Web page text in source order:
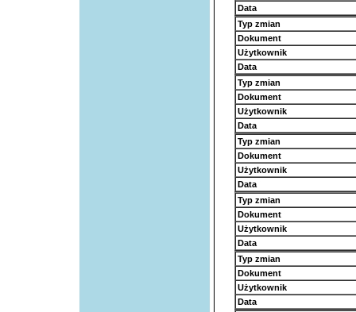
Data
Typ zmian
Dokument
Użytkownik
Data
Typ zmian
Dokument
Użytkownik
Data
Typ zmian
Dokument
Użytkownik
Data
Typ zmian
Dokument
Użytkownik
Data
Typ zmian
Dokument
Użytkownik
Data